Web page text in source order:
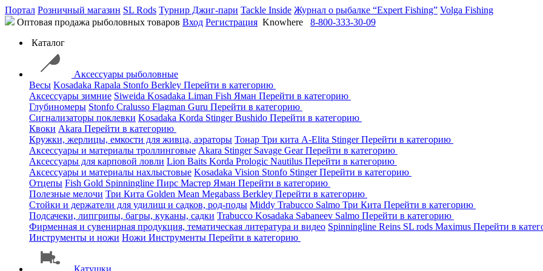
Портал Розничный магазин SL Rods Турнир Джиг-пари Tackle Inside Журнал о рыбалке “Expert Fishing” Volga Fishing
Оптовая продажа рыболовных товаров Вход Регистрация Knowhere
8-800-333-30-09
Каталог
Аксессуары рыболовные
Весы Kosadaka Rapala Stonfo Berkley Перейти в категорию
Аксессуары зимние Siweida Kosadaka Liman Fish Яман Перейти в категорию
Глубиномеры Stonfo Cralusso Flagman Guru Перейти в категорию
Сигнализаторы поклевки Kosadaka Korda StingerBushido Перейти в категорию
Квоки Akara Перейти в категорию
Кружки, жерлицы, емкости для живца, аэраторы Тонар Три кита A-Elita StingerПерейти в категорию
Аксессуары и материалы троллинговые Akara Stinger Savage GearПерейти в категорию
Аксессуары для карповой ловли Lion Baits Korda Prologic Nautilus Перейти в категорию
Аксессуары и материалы нахлыстовые Kosadaka Vision Stonfo StingerПерейти в категорию
Отцепы Fish Gold Spinningline Пирс Мастер Яман Перейти в категорию
Полезные мелочи Три Кита Golden Mean Megabass Berkley Перейти в категорию
Стойки и держатели для удилищ и садков, род-поды Middy Trabucco Salmo Три Кита Перейти в категорию
Подсачеки, липгрипы, багры, куканы, садки Trabucco Kosadaka Sabaneev Salmo Перейти в категорию
Фирменная и сувенирная продукция, тематическая литература и видео Spinningline Reins SL rods Maximus Перейти в
Инструменты и ножи Ножи Инструменты Перейти в категорию
Катушки